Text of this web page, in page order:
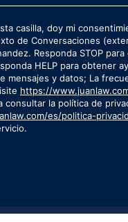
casilla, doy mi
de Conversaciones
Responda STOP para
HELP para obtener
mensajes y datos; La
https://
consultar la política de
es/politica-